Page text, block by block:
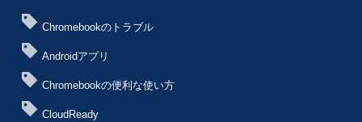
Chromebookのトラブル
Androidアプリ
Chromebookの便利な使い方
CloudReady